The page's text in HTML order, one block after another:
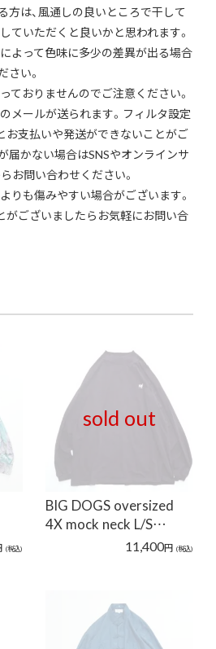
方は、風通しの良いところで干して
ていただくと良いかと思われます。
よって色味に多少の差異が出る場合
さい。
ておりませんのでご注意ください。
メールが送られます。フィルタ設定
お支払いや発送ができないことがご
届かない場合はSNSやオンラインサ
お問い合わせください。
りも傷みやすい場合がございます。
がございましたらお気軽にお問い合
(税込)
sold out
BIG DOGS oversized
4X mock neck L/S…
11,400円 (税込)